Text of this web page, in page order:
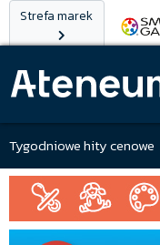
Strefa marek
Tygodniowe hity cenowe